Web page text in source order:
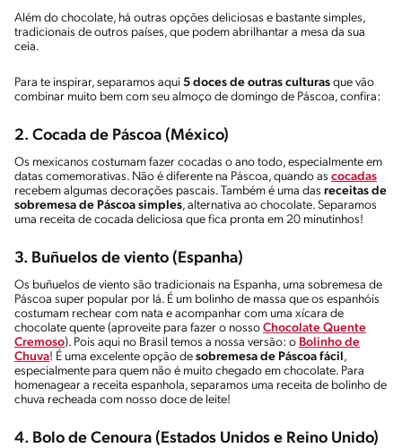
Além do chocolate, há outras opções deliciosas e bastante simples,
tradicionais de outros países, que podem abrilhantar a mesa da sua
ceia.
Para te inspirar, separamos aqui 5 doces de outras culturas que vão
combinar muito bem com seu almoço de domingo de Páscoa, confira:
2. Cocada de Páscoa (México)
Os mexicanos costumam fazer cocadas o ano todo, especialmente em
datas comemorativas. Não é diferente na Páscoa, quando as cocadas
recebem algumas decorações pascais. Também é uma das receitas de
sobremesa de Páscoa simples, alternativa ao chocolate. Separamos
uma receita de cocada deliciosa que fica pronta em 20 minutinhos!
3. Buñuelos de viento (Espanha)
Os buñuelos de viento são tradicionais na Espanha, uma sobremesa de
Páscoa super popular por lá. É um bolinho de massa que os espanhóis
costumam rechear com nata e acompanhar com uma xícara de
chocolate quente (aproveite para fazer o nosso Chocolate Quente
Cremoso). Pois aqui no Brasil temos a nossa versão: o Bolinho de
Chuva! É uma excelente opção de sobremesa de Páscoa fácil ,
especialmente para quem não é muito chegado em chocolate. Para
homenagear a receita espanhola, separamos uma receita de bolinho de
chuva recheada com nosso doce de leite!
4. Bolo de Cenoura (Estados Unidos e Reino Unido)